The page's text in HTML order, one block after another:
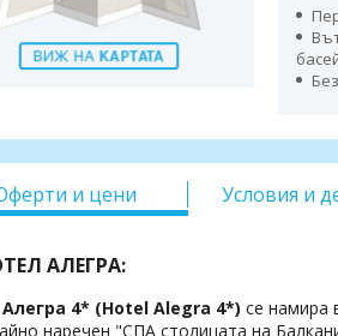
и цени Условия и
АЛЕГРА:
4* (Hotel Alegra 4*) се намира
наречен "СПА столицата на